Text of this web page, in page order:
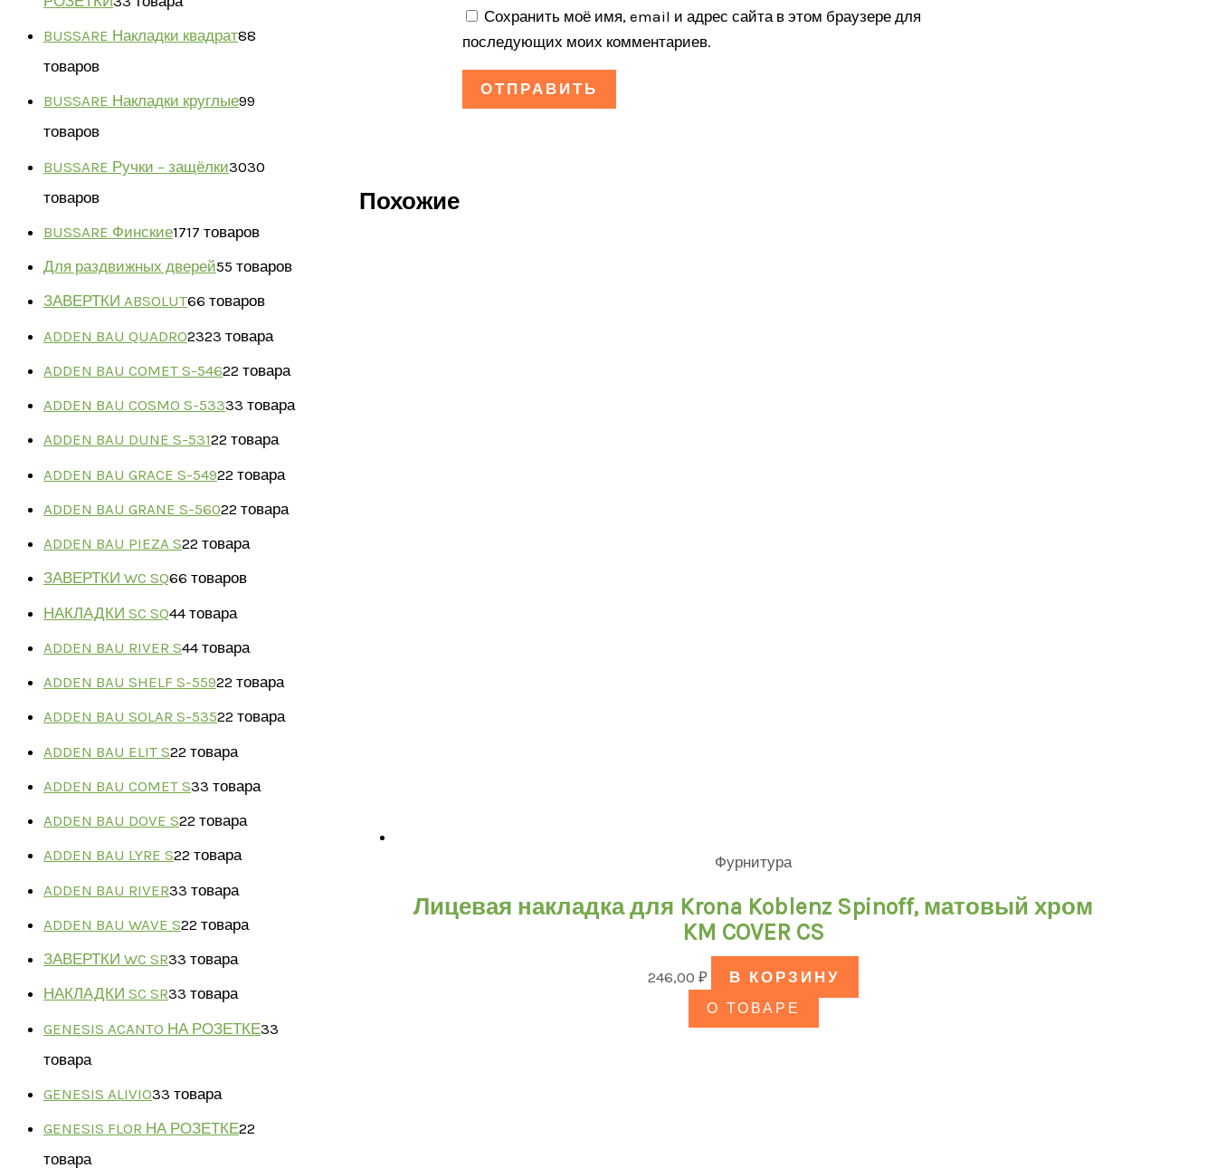
BUSSARE Накладки квадрат88
товаров
BUSSARE Накладки круглые99
товаров
BUSSARE Ручки – защёлки3030
товаров
BUSSARE Финские1717 товаров
Для раздвижных дверей55 товаров
ЗАВЕРТКИ ABSOLUT66 товаров
ADDEN BAU QUADRO2323 товара
ADDEN BAU COMET S-54622 товара
ADDEN BAU COSMO S-53333 товара
ADDEN BAU DUNE S-53122 товара
ADDEN BAU GRACE S-54922 товара
ADDEN BAU GRANE S-56022 товара
ADDEN BAU PIEZA S22 товара
ЗАВЕРТКИ WC SQ66 товаров
НАКЛАДКИ SC SQ44 товара
ADDEN BAU RIVER S44 товара
ADDEN BAU SHELF S-55922 товара
ADDEN BAU SOLAR S-53522 товара
ADDEN BAU ELIT S22 товара
ADDEN BAU COMET S33 товара
ADDEN BAU DOVE S22 товара
ADDEN BAU LYRE S22 товара
ADDEN BAU RIVER33 товара
ADDEN BAU WAVE S22 товара
ЗАВЕРТКИ WC SR33 товара
НАКЛАДКИ SC SR33 товара
GENESIS ACANTO НА РОЗЕТКЕ33
товара
GENESIS ALIVIO33 товара
GENESIS FLOR НА РОЗЕТКЕ22
товара
Сохранить моё имя, email и адрес сайта в этом браузере для
последующих моих комментариев.
Похожие
Фурнитура
Лицевая накладка для Krona Koblenz Spinoff, матовый хром
KM COVER CS
246,00₽ В КОРЗИНУ
О ТОВАРЕ